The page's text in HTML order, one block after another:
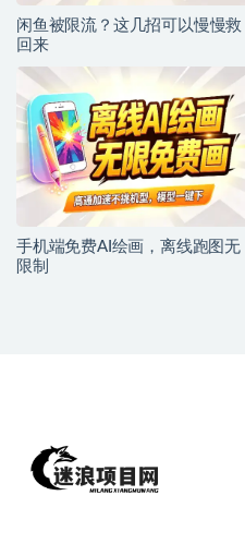
闲鱼被限流？这几招可以慢慢救
回来
手机端免费AI绘画，离线跑图无
限制